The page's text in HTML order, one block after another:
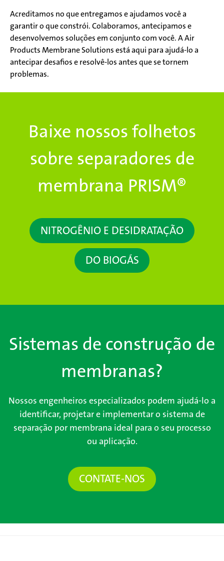
Acreditamos no que entregamos e ajudamos você a
garantir o que constrói. Colaboramos, antecipamos e
desenvolvemos soluções em conjunto com você. A Air
Products Membrane Solutions está aqui para ajudá-lo a
antecipar desafios e resolvê-los antes que se tornem
problemas.
Baixe nossos folhetos
sobre separadores de
membrana PRISM®
NITROGÊNIO E DESIDRATAÇÃO
DO BIOGÁS
Sistemas de construção de
membranas?
Nossos engenheiros especializados podem ajudá-lo a
identificar, projetar e implementar o sistema de
separação por membrana ideal para o seu processo
ou aplicação.
CONTATE-NOS